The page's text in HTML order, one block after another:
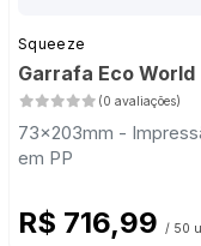
Squeeze
Garrafa Eco World
(0 avaliações)
73x203mm -
em PP
R$ 716,99 / 50